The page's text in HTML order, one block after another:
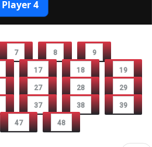
7 8 9
17 18 19
27 28 29
37 38 39
47 48